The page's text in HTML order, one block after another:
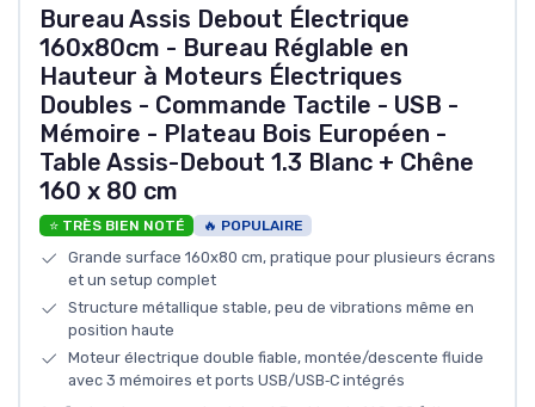
Bureau Assis Debout Électrique
160x80cm - Bureau Réglable en
Hauteur à Moteurs Électriques
Doubles - Commande Tactile - USB -
Mémoire - Plateau Bois Européen -
Table Assis-Debout 1.3 Blanc + Chêne
160 x 80 cm
⭐ TRÈS BIEN NOTÉ 🔥 POPULAIRE
Grande surface 160x80 cm, pratique pour plusieurs écrans
et un setup complet
Structure métallique stable, peu de vibrations même en
position haute
Moteur électrique double fiable, montée/descente fluide
avec 3 mémoires et ports USB/USB‑C intégrés